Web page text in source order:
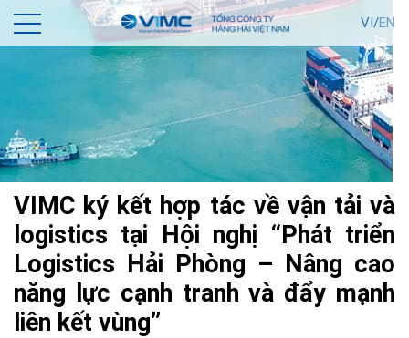
VI/EN
VIMC ký kết hợp tác về vận tải và
logistics tại Hội nghị “Phát triển
Logistics Hải Phòng – Nâng cao
năng lực cạnh tranh và đẩy mạnh
liên kết vùng”